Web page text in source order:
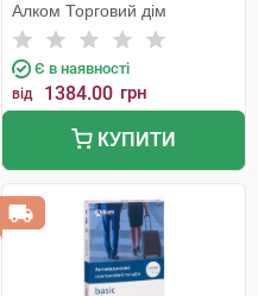
Алком Торговий дім
Є в наявності
від 1384.00 грн
КУПИТИ